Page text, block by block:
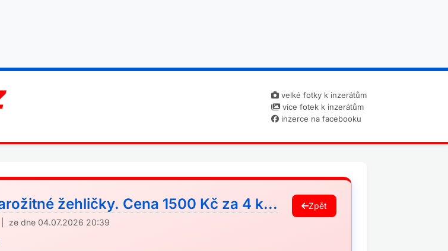
velké fotky k inzerátům
více fotek k inzerátům
inzerce na facebooku
žehličky. Cena 1500 Kč za 4 k...
| ze dne 04.07.2026 20:39
Zpět